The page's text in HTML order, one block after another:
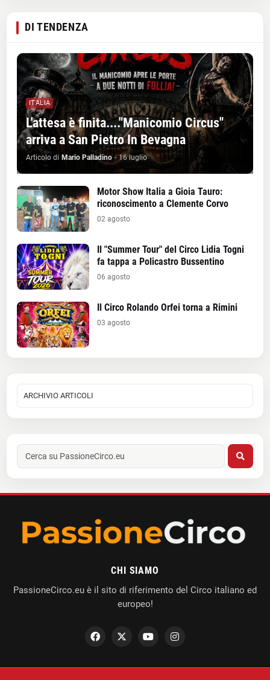
DI TENDENZA
ITALIA
L'attesa è finita...."Manicomio Circus"
arriva a San Pietro In Bevagna
Articolo di Mario Palladino - 16 luglio
Motor Show Italia a Gioia Tauro:
riconoscimento a Clemente Corvo
02 agosto
Il "Summer Tour" del Circo Lidia Togni
fa tappa a Policastro Bussentino
06 agosto
Il Circo Rolando Orfei torna a Rimini
03 agosto
CHI SIAMO
PassioneCirco.eu è il sito di riferimento del Circo italiano ed
europeo!